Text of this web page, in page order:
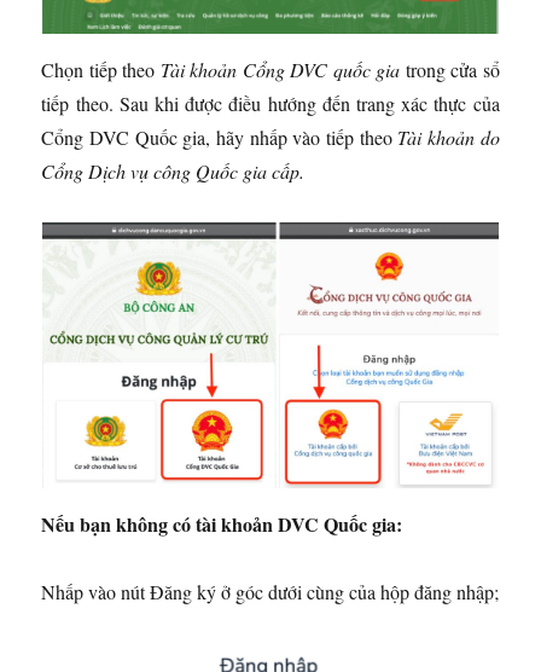
Chọn tiếp theo Tài khoản Cổng DVC quốc gia trong cửa sổ
tiếp theo. Sau khi được điều hướng đến trang xác thực của
Cổng DVC Quốc gia, hãy nhấp vào tiếp theo Tài khoản do
Cổng Dịch vụ công Quốc gia cấp.
Nếu bạn không có tài khoản DVC Quốc gia:
Nhấp vào nút Đăng ký ở góc dưới cùng của hộp đăng nhập;